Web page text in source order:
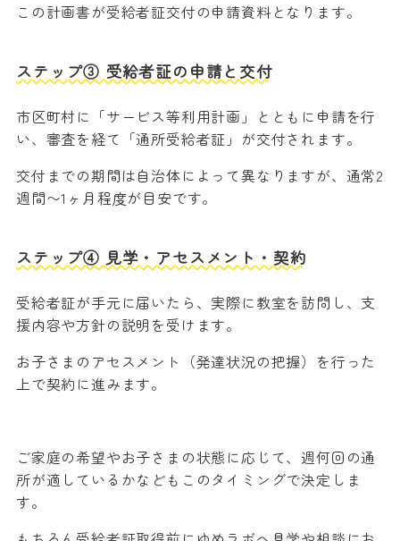
この計画書が受給者証交付の申請資料となります。
ステップ③ 受給者証の申請と交付
市区町村に「サービス等利用計画」とともに申請を行
い、審査を経て「通所受給者証」が交付されます。
交付までの期間は自治体によって異なりますが、通常2
週間〜1ヶ月程度が目安です。
ステップ④ 見学・アセスメント・契約
受給者証が手元に届いたら、実際に教室を訪問し、支
援内容や方針の説明を受けます。
お子さまのアセスメント（発達状況の把握）を行った
上で契約に進みます。
ご家庭の希望やお子さまの状態に応じて、週何回の通
所が適しているかなどもこのタイミングで決定しま
す。